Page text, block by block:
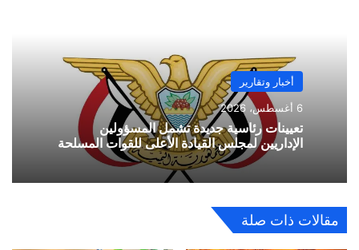
أخبار وتقارير
6 أغسطس، 2026
تعيينات رئاسية جديدة تشمل المسؤولين
الإداريين لمجلس القيادة الأعلى للقوات المسلحة
مقالات ذات صلة